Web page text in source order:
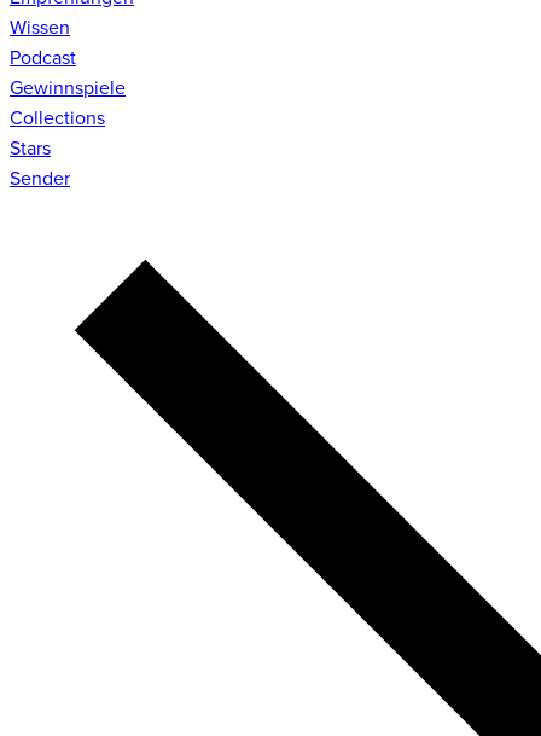
Wissen
Podcast
Gewinnspiele
Collections
Stars
Sender